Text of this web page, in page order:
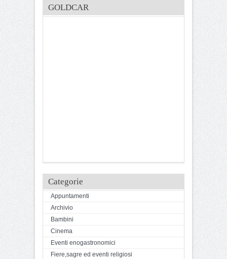
GOLDCAR
Categorie
Appuntamenti
Archivio
Bambini
Cinema
Eventi enogastronomici
Fiere,sagre ed eventi religiosi